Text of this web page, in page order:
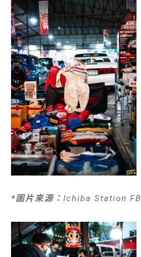
*圖片來源：Ichiba Station FB